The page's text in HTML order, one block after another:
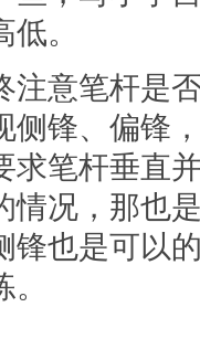
。
意笔杆是否
侧锋、偏锋
求笔杆垂直
情况，那也
锋也是可以